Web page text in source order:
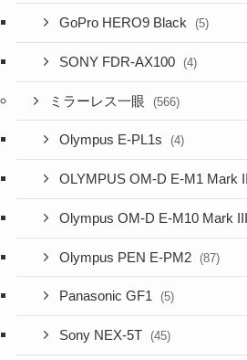
GoPro HERO9 Black (5)
SONY FDR-AX100 (4)
ミラーレス一眼 (566)
Olympus E-PL1s (4)
OLYMPUS OM-D E-M1 Mark II
Olympus OM-D E-M10 Mark III
Olympus PEN E-PM2 (87)
Panasonic GF1 (5)
Sony NEX-5T (45)